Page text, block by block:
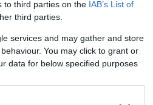
to third parties on the IAB’s List of
third parties.
services and may gather and store
You may click to grant or
data for below specified purposes